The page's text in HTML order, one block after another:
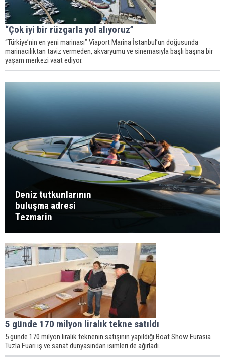
“Çok iyi bir rüzgarla yol alıyoruz”
“Türkiye’nin en yeni marinası” Viaport Marina İstanbul’un doğusunda
marinacılıktan taviz vermeden, akvaryumu ve sinemasıyla başlı başına bir
yaşam merkezi vaat ediyor.
Deniz tutkunlarının
buluşma adresi
Tezmarin
5 günde 170 milyon liralık tekne satıldı
5 günde 170 milyon liralık teknenin satışının yapıldığı Boat Show Eurasia
Tuzla Fuarı iş ve sanat dünyasından isimleri de ağırladı.